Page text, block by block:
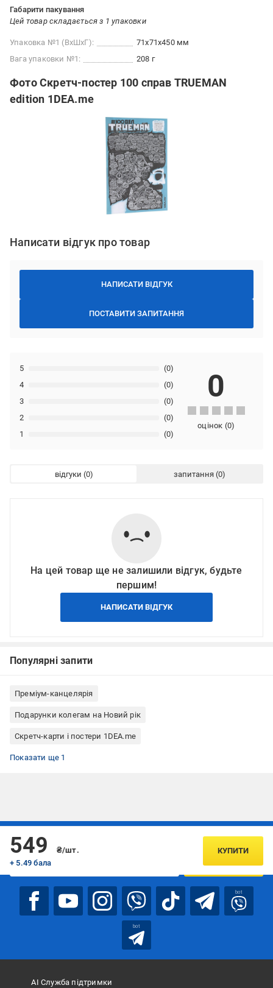
Габарити пакування
Цей товар складається з 1 упаковки
Упаковка №1 (ВхШхГ):
71x71x450 мм
Вага упаковки №1:
208 г
Фото Скретч-постер 100 справ TRUEMAN
edition 1DEA.me
Написати відгук про товар
НАПИСАТИ ВІДГУК
ПОСТАВИТИ ЗАПИТАННЯ
1 (0)
2 (0)
3 (0)
4 (0)
5 (0)
0
оцінок (0)
відгуки запитання
На цей товар ще не залишили відгук, будьте
першим!
НАПИСАТИ ВІДГУК
Популярні запити
Преміум-канцелярія
Подарунки колегам на Новий рік
Скретч-карти і постери 1DEA.me
Скретч-карти
Показати ще 1
549
₴/шт.
+ 5.49 бала
КУПИТИ
Підписуйтесь, щоб дізнаватись першим про акції та пропозиції
ПІДПИСАТИСЯ
bot
bot
АІ Служба підтримки